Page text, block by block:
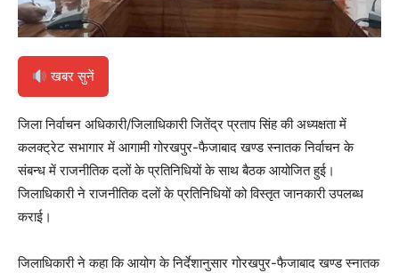
खबर सुनें
जिला निर्वाचन अधिकारी/जिलाधिकारी जितेंद्र प्रताप सिंह की अध्यक्षता में
कलक्ट्रेट सभागार में आगामी गोरखपुर-फैजाबाद खण्ड स्नातक निर्वाचन के
संबन्ध में राजनीतिक दलों के प्रतिनिधियों के साथ बैठक आयोजित हुई।
जिलाधिकारी ने राजनीतिक दलों के प्रतिनिधियों को विस्तृत जानकारी उपलब्ध
कराई।
जिलाधिकारी ने कहा कि आयोग के निर्देशानुसार गोरखपुर-फैजाबाद खण्ड स्नातक